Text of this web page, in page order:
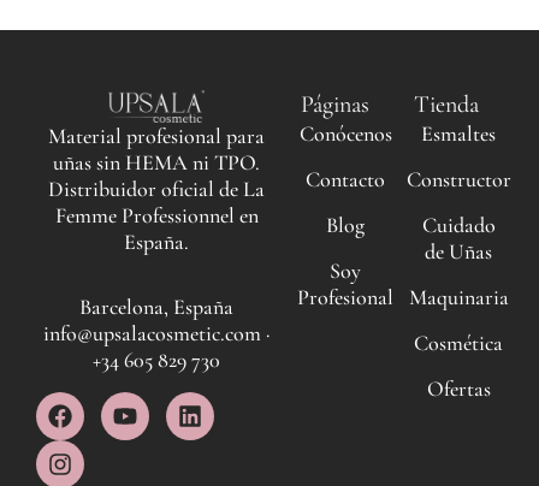
Material profesional para
uñas sin HEMA ni TPO.
Distribuidor oficial de La
Femme Professionnel en
España.
Barcelona, España
info@upsalacosmetic.com ·
+34 605 829 730
F
a
c
e
Y
o
L
i
I
n
s
t
Páginas
Conócenos
Contacto
Blog
Soy
Profesional
Tienda
Esmaltes
Constructor
Cuidado
de Uñas
Maquinaria
Cosmética
Ofertas